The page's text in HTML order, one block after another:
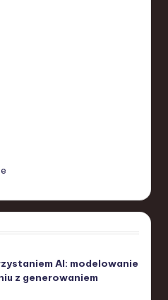
AI: modelowanie
z generowaniem